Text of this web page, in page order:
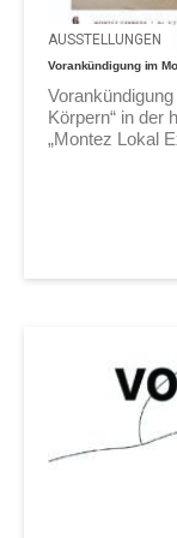
AUSSTELLUNGEN
Vorankündigung im
Körpern“ in der
„Montez Lokal